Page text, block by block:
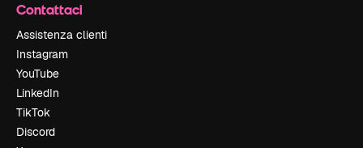
Contattaci
Assistenza clienti
Instagram
YouTube
LinkedIn
TikTok
Discord